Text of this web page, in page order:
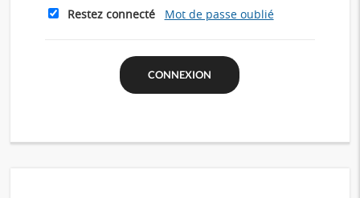
Restez connecté Mot de passe oublié